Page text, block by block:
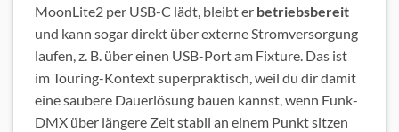
MoonLite2 per USB-C lädt, bleibt er betriebsbereit
und kann sogar direkt über externe Stromversorgung
laufen, z. B. über einen USB-Port am Fixture. Das ist
im Touring-Kontext superpraktisch, weil du dir damit
eine saubere Dauerlösung bauen kannst, wenn Funk-
DMX über längere Zeit stabil an einem Punkt sitzen